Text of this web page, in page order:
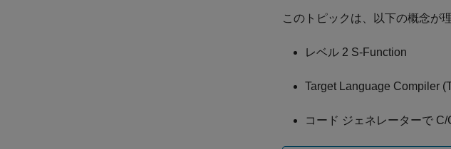
このトピックは、以下の概念が
レベル 2 S-Function
Target Language Compiler
コード ジェネレーターで